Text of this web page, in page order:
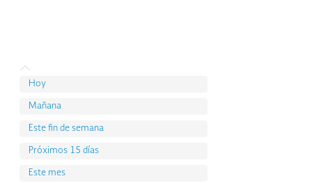
Hoy
Mañana
Este fin de semana
Próximos 15 días
Este mes